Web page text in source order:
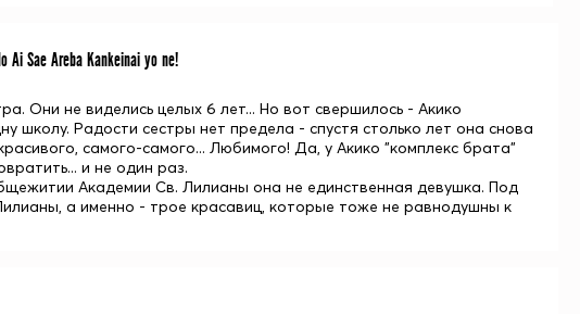
Ai Sae Areba Kankeinai yo ne!
Они не виделись целых 6 лет... Но вот свершилось - Акико
школу. Радости сестры нет предела - спустя столько лет она снова
самого-самого... Любимого! Да, у Акико "комплекс брата"
и не один раз.
Академии Св. Лилианы она не единственная девушка. Под
а именно - трое красавиц, которые тоже не равнодушны к